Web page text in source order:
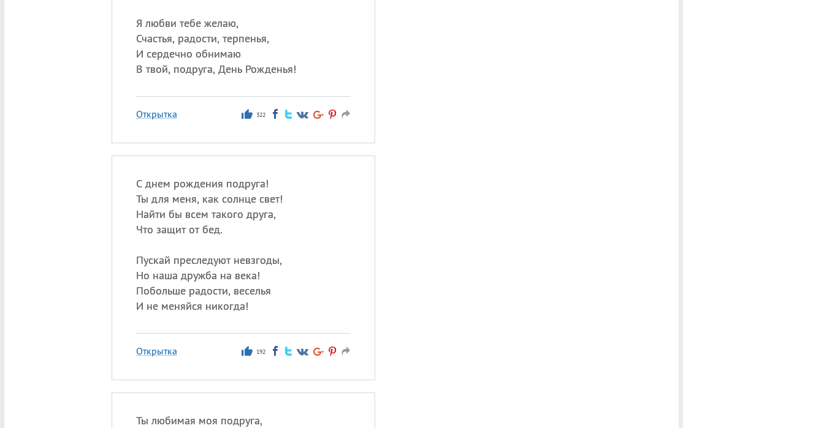
Я любви тебе желаю,
Счастья, радости, терпенья,
И сердечно обнимаю
В твой, подруга, День Рожденья!
Открытка 322
С днем рождения подруга!
Ты для меня, как солнце свет!
Найти бы всем такого друга,
Что защит от бед.
Пускай преследуют невзгоды,
Но наша дружба на века!
Побольше радости, веселья
И не меняйся никогда!
Открытка 192
Ты любимая моя подруга,